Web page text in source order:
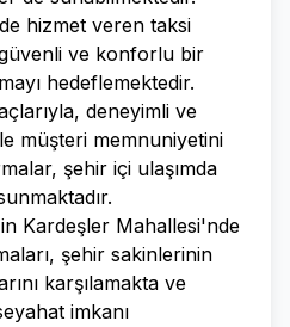
hizmet veren taksi
ve konforlu bir
hedeflemektedir.
deneyimli ve
müşteri memnuniyetini
şehir içi ulaşımda
Kardeşler Mahallesi'nde
şehir sakinlerinin
karşılamakta ve
imkanı